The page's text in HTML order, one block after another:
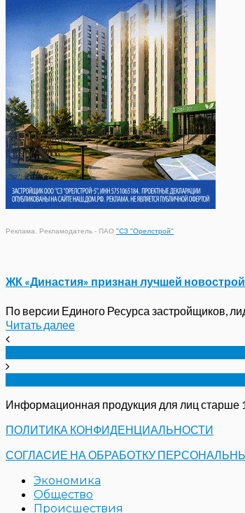
Реклама. Рекламодатель - ПАО "СЗ "Орелстрой"
ЖК «Династия» признан лучшей
По версии Единого Ресурса застройщиков,
Читать далее
Информационная продукция для лиц старше
ПОЛИТИКА КОНФИДЕНЦИАЛЬНОСТИ
СОГЛАСИЕ НА ОБРАБОТКУ
Экономика
Общество
Происшествия